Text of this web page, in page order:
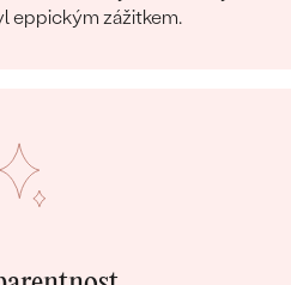
eppickým zážitkem.